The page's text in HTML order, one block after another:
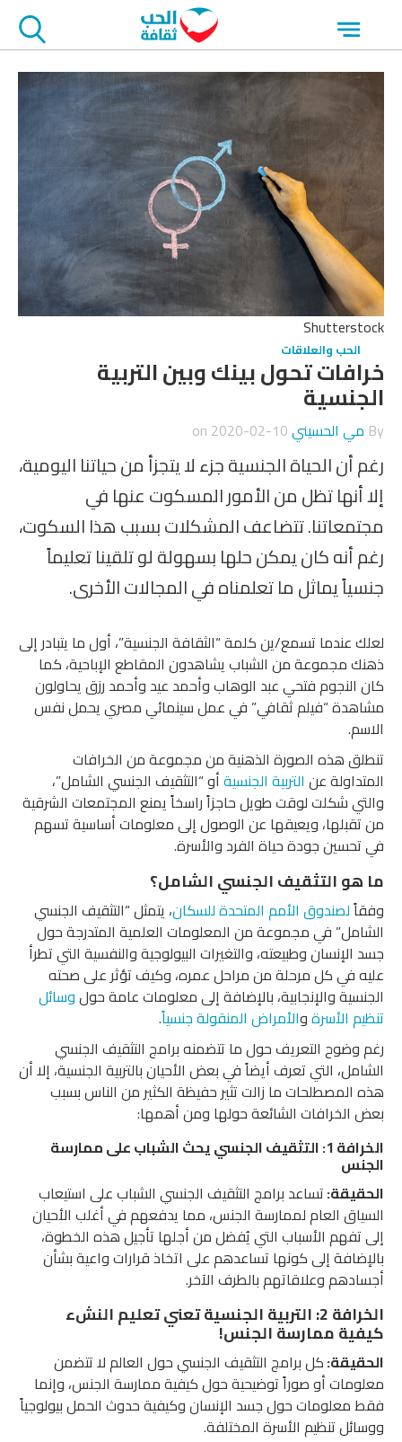
Open
menu
Shutterstock
الحب والعلاقات
خرافات تحول بينك وبين التربية
الجنسية
By مي الحسيني2020-02-10
رغم أن الحياة الجنسية جزء لا يتجزأ من حياتنا اليومية،
إلا أنها تظل من الأمور المسكوت عنها في
مجتمعاتنا. تتضاعف المشكلات بسبب هذا السكوت،
رغم أنه كان يمكن حلها بسهولة لو تلقينا تعليماً
جنسياً يماثل ما تعلمناه في المجالات الأخرى.
لعلك عندما تسمع/ين كلمة “الثقافة الجنسية”، أول ما يتبادر إلى
ذهنك مجموعة من الشباب يشاهدون المقاطع الإباحية، كما
كان النجوم فتحي عبد الوهاب وأحمد عيد وأحمد رزق يحاولون
مشاهدة “فيلم ثقافي” في عمل سينمائي مصري يحمل نفس
الاسم.
تنطلق هذه الصورة الذهنية من مجموعة من الخرافات
المتداولة عن التربية الجنسيةأو “التثقيف الجنسي الشامل”،
والتي شكلت لوقت طويل حاجزاً راسخاً يمنع المجتمعات الشرقية
من تقبلها، ويعيقها عن الوصول إلى معلومات أساسية تسهم
في تحسين جودة حياة الفرد والأسرة.
ما هو التثقيف الجنسي الشامل؟
وفقاًلصندوق الأمم المتحدة للسكان، يتمثل “التثقيف الجنسي
الشامل” في مجموعة من المعلومات العلمية المتدرجة حول
جسد الإنسان وطبيعته، والتغيرات البيولوجية والنفسية التي تطرأ
عليه في كل مرحلة من مراحل عمره، وكيف تؤثر على صحته
الجنسية والإنجابية، بالإضافة إلى معلومات عامة حولوسائل
تنظيم الأسرةوالأمراض المنقولة جنسياً.
رغم وضوح التعريف حول ما تتضمنه برامج التثقيف الجنسي
الشامل، التي تعرف أيضاً في بعض الأحيان بالتربية الجنسية، إلا أن
هذه المصطلحات ما زالت تثير حفيظة الكثير من الناس بسبب
بعض الخرافات الشائعة حولها ومن أهمها:
الخرافة 1: التثقيف الجنسي يحث الشباب على ممارسة
الجنس
الحقيقة:تساعد برامج التثقيف الجنسي الشباب على استيعاب
السياق العام لممارسة الجنس، مما يدفعهم في أغلب الأحيان
إلى تفهم الأسباب التي يُفضل من أجلها تأجيل هذه الخطوة،
بالإضافة إلى كونها تساعدهم على اتخاذ قرارات واعية بشأن
أجسادهم وعلاقاتهم بالطرف الآخر.
الخرافة 2: التربية الجنسية تعني تعليم النشء
كيفية ممارسة الجنس!
الحقيقة:كل برامج التثقيف الجنسي حول العالم لا تتضمن
معلومات أو صوراً توضيحية حول كيفية ممارسة الجنس، وإنما
فقط معلومات حول جسد الإنسان وكيفية حدوث الحمل بيولوجياً
ووسائل تنظيم الأسرة المختلفة.